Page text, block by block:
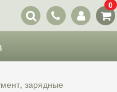
Наши
контакты
0
зарядные